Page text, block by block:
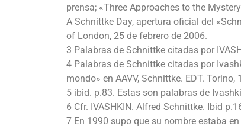
prensa; «Three Approaches to the
A Schnittke Day, apertura oficial del
of London, 25 de febrero de 2006.
3 Palabras de Schnittke citadas por
4 Palabras de Schnittke citadas por
mondo» en AAVV, Schnittke. EDT. Torino,
5 ibid. p.83. Estas son palabras de
6 Cfr. IVASHKIN. Alfred Schnittke. Ibid
7 En 1990 supo que su nombre estaba